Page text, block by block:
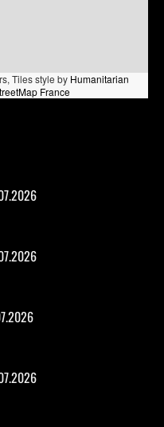
Tiles style by Humanitarian
France